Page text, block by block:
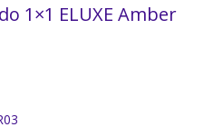
1×1 ELUXE Amber